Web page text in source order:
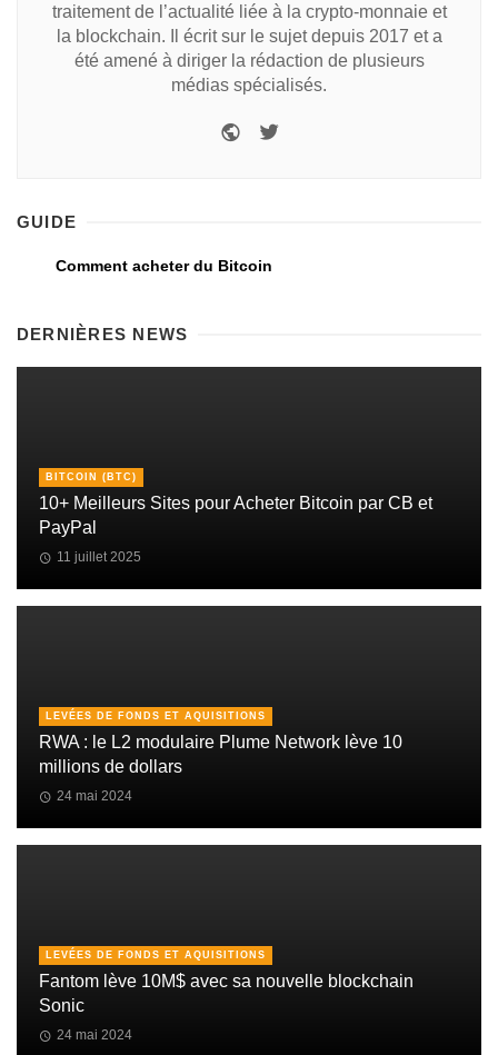
traitement de l’actualité liée à la crypto-monnaie et
la blockchain. Il écrit sur le sujet depuis 2017 et a
été amené à diriger la rédaction de plusieurs
médias spécialisés.
GUIDE
Comment acheter du Bitcoin
DERNIÈRES NEWS
BITCOIN (BTC)
10+ Meilleurs Sites pour Acheter Bitcoin par CB et
PayPal
11 juillet 2025
LEVÉES DE FONDS ET AQUISITIONS
RWA : le L2 modulaire Plume Network lève 10
millions de dollars
24 mai 2024
LEVÉES DE FONDS ET AQUISITIONS
Fantom lève 10M$ avec sa nouvelle blockchain
Sonic
24 mai 2024